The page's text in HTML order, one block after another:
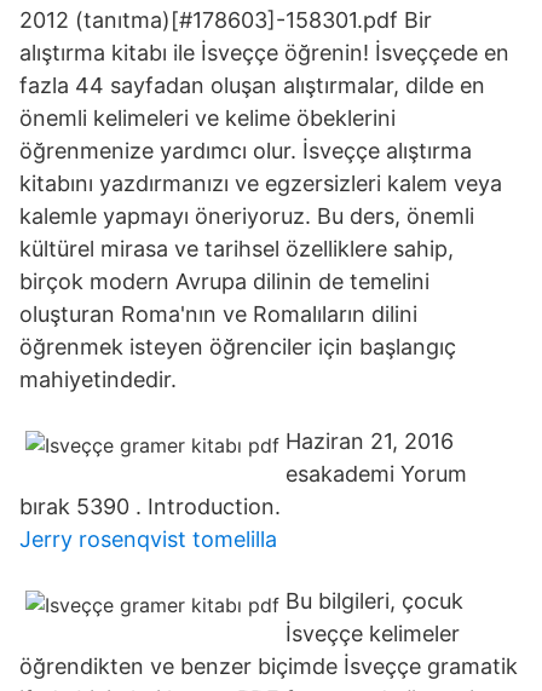
2012 (tanıtma)[#178603]-158301.pdf Bir
alıştırma kitabı ile İsveççe öğrenin! İsveççede en
fazla 44 sayfadan oluşan alıştırmalar, dilde en
önemli kelimeleri ve kelime öbeklerini
öğrenmenize yardımcı olur. İsveççe alıştırma
kitabını yazdırmanızı ve egzersizleri kalem veya
kalemle yapmayı öneriyoruz. Bu ders, önemli
kültürel mirasa ve tarihsel özelliklere sahip,
birçok modern Avrupa dilinin de temelini
oluşturan Roma'nın ve Romalıların dilini
öğrenmek isteyen öğrenciler için başlangıç
mahiyetindedir.
Haziran 21, 2016
esakademi Yorum
bırak 5390 . Introduction.
Jerry rosenqvist tomelilla
Bu bilgileri, çocuk
İsveççe kelimeler
öğrendikten ve benzer biçimde İsveççe gramatik